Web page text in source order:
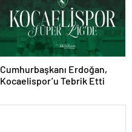
Cumhurbaşkanı Erdoğan,
Kocaelispor’u Tebrik Etti